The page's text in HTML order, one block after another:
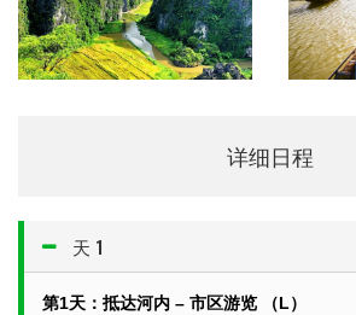
详细日程
天 1
第1天：抵达河内 – 市区游览 （L）